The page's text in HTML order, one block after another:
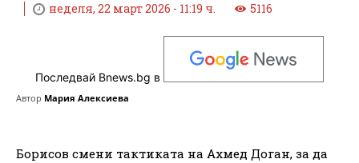
неделя, 22 март 2026 - 11:19 ч. 5116
Последвай Bnews.bg в
Автор Мария Алексиева
Борисов смени тактиката на Ахмед Доган, за да